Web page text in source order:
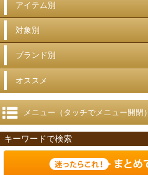
アイテム別
対象別
ブランド別
オススメ
メニュー（タッチでメニュー開閉）
キーワードで検索